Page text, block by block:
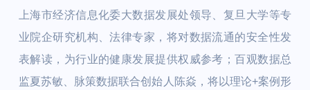
上海市经济信息化委大数据发展处领导、复旦大学等专
业院企研究机构、法律专家，将对数据流通的安全性发
表解读，为行业的健康发展提供权威参考；百观数据总
监夏苏敏、脉策数据联合创始人陈焱，将以理论+案例形